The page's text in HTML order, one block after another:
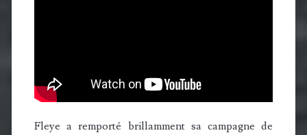
Fleye a remporté brillamment sa campagne de